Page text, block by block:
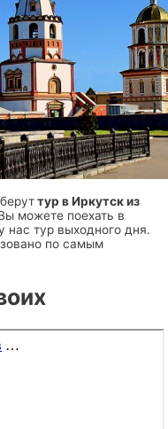
тур в Иркутск из
можете поехать в
нас тур выходного дня.
по самым